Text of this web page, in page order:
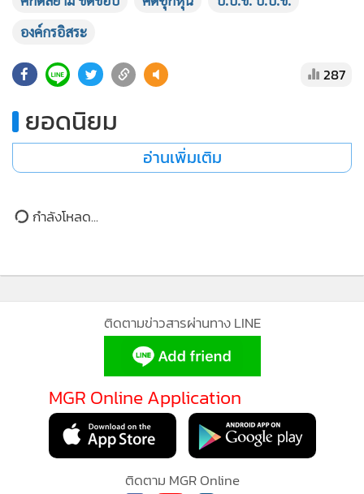
ส่วนการต่อต้าน ป.ป.ช.จะเป็นอย่างไรนั้น จะต้องติดตามดูกันต่อ
ไป โดยเฉพาะการดำเนินการของฝ่ายค้าน จะทำให้ ป.ป.ช.ได้รับ
ผลกระทบมากน้อยแค่ไหน เป็นเรื่องของกระบวนการยุติธรรม
สายตาของคนส่วนใหญ่ไม่เป็นที่ตั้งแห่งศรัทธา และทำให้การ
ปกครองในระบอบประชาธิปไตยถอยหลังแน่นอน และอาจนำไป
สู่การเข้ามาของระบอบเผด็จการอีกครั้งก็เป็นไปได้
ศักดิ์สยาม ชิดชอบ
287
ยอดนิยม
อ่านเพิ่มเติม
กำลังโหลด...
MGR Online ใช้คุกกี้ (Cookies)
MGR Online ใช้คุกกี้ เพื่อจัดการข้อมูลส่วนบุคคล
ประสบการณ์คอนเทนต์ที่ดีที่สุดให้กับผู้อ่านบนเว็
แอพพลิเคชั่น
เงื่อนไขการใช้งานเว็บไซต์
ส่วนบุคคล
รับทราบ